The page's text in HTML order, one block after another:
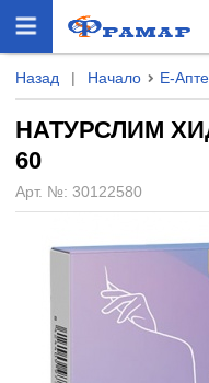
Назад | Начало Е-
НАТУРСЛИМ
60
Арт. №: 30122580